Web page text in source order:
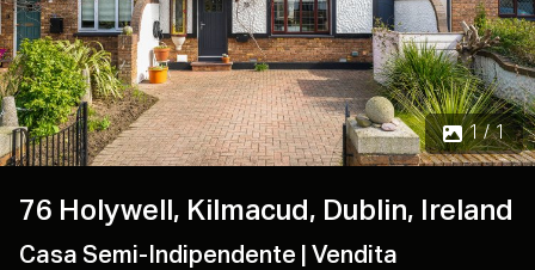
1 / 1
76 Holywell, Kilmacud, Dublin, Ireland
Casa Semi-Indipendente | Vendita